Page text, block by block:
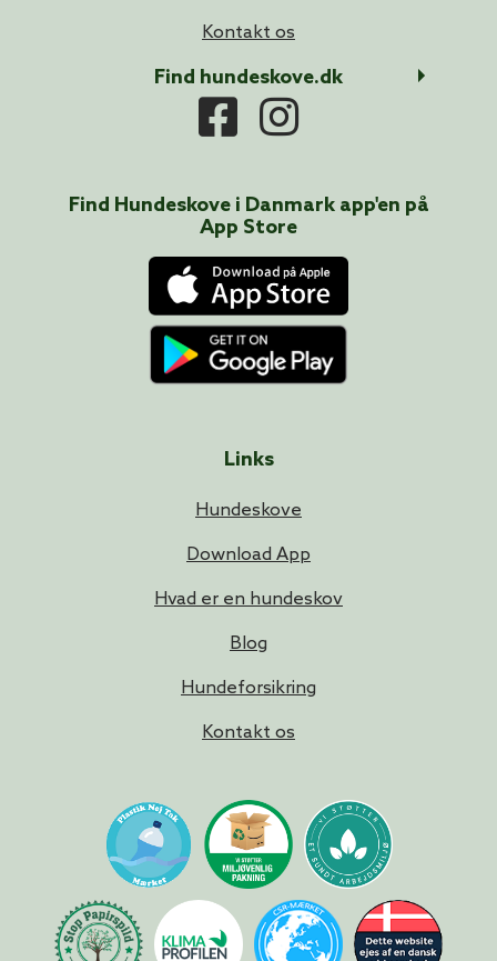
Links
Hundeskove
Download App
Hvad er en hundeskov
Blog
Hundeforsikring
Kontakt os
Kontakt os
Find hundeskove.dk
Find Hundeskove i Danmark app'en på
App Store